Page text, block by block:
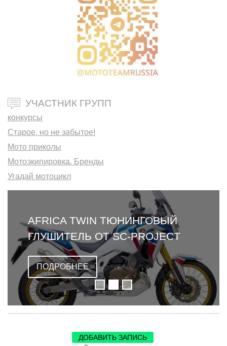
УЧАСТНИК ГРУПП
конкурсы
Старое, но не забытое!
Мото приколы
Мотоэкипировка. Бренды
Угадай мотоцикл
AFRICA TWIN ТЮНИНГОВЫЙ
ГЛУШИТЕЛЬ ОТ SC-PROJECT
ПОДРОБНЕЕ
ДОБАВИТЬ ЗАПИСЬ